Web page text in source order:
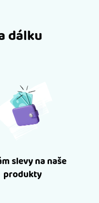
dálku
slevy na naše
produkty